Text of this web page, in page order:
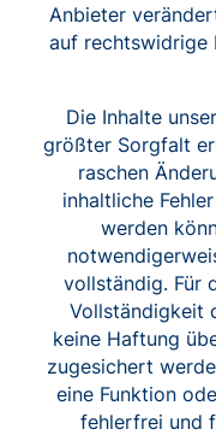
Anbieter
auf rechtswidrige
Die Inhalte
größter Sorgfalt
raschen
inhaltliche
werden
vollständig. Für
Vollständigkeit
keine Haftung
zugesichert
eine Funktion
fehlerfrei und